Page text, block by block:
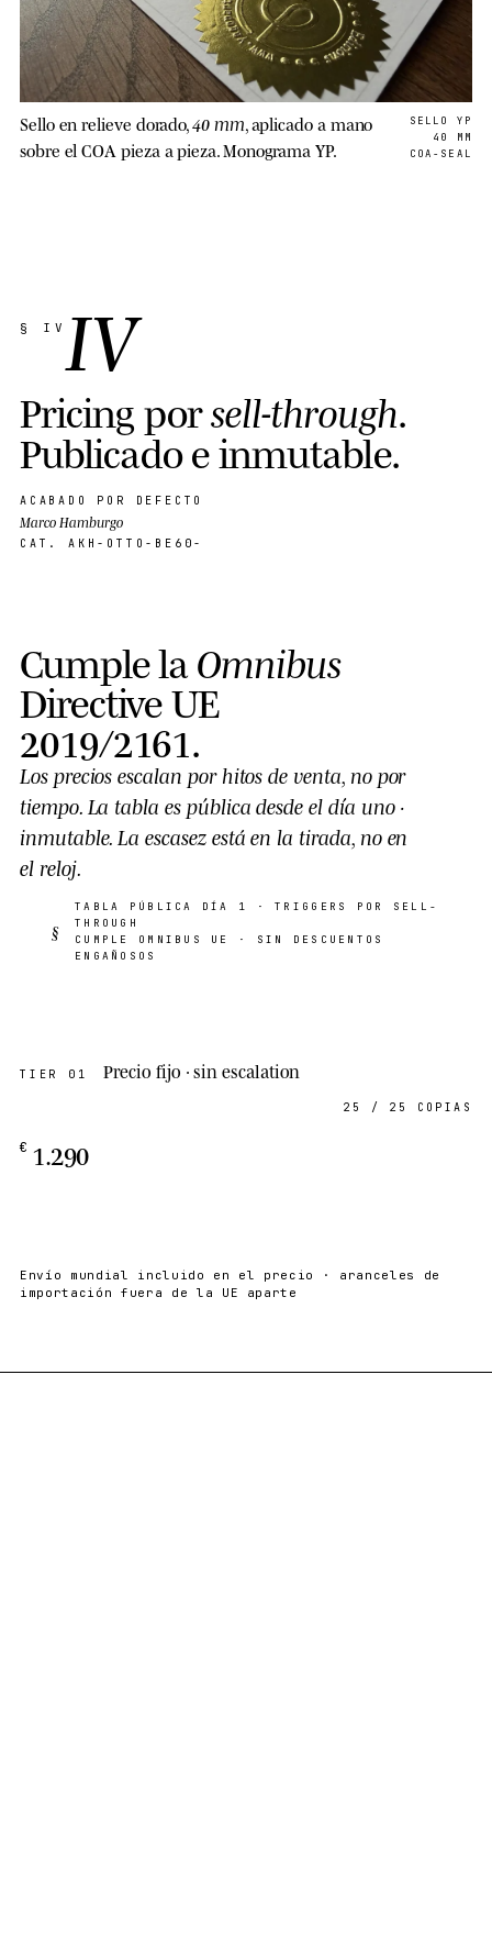
Sello en relieve dorado,40 mm , aplicado a mano
sobre el COA pieza a pieza. Monograma YP.
SELLO YP
40 MM
COA-SEAL
§ IV IV
Pricingporsell-through.
Publicadoeinmutable.
ACABADO POR DEFECTO
Marco Hamburgo
CAT. AKH-OTTO-BE60-
Cumple laOmnibus
Directive UE
2019/2161.
Los precios escalan por hitos de venta , no por
tiempo. La tabla es pública desde el día uno ·
inmutable. La escasez está en latirada , no en
el reloj.
§
TABLA PÚBLICA DÍA 1 · TRIGGERS POR SELL-
THROUGH
CUMPLE OMNIBUS
UE · SIN DESCUENTOS
ENGAÑOSOS
TIER 01 Precio fijo · sin escalation
25 / 25 COPIAS
€ 1.290
Envío mundial incluido en el precio · aranceles de
importación fuera de la UE aparte